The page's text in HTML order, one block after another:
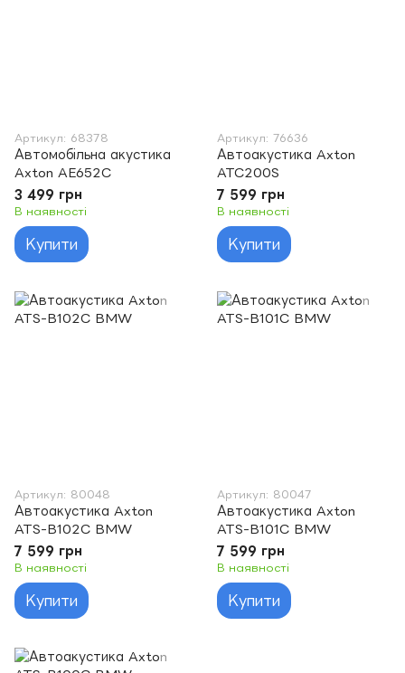
Артикул: 68378
Автомобільна акустика
Axton AE652C
3 499 грн
В наявності
Купити
Артикул: 76636
Автоакустика Axton
ATC200S
7 599 грн
В наявності
Купити
Артикул: 80048
Автоакустика Axton
ATS-B102C BMW
7 599 грн
В наявності
Купити
Артикул: 80047
Автоакустика Axton
ATS-B101C BMW
7 599 грн
В наявності
Купити